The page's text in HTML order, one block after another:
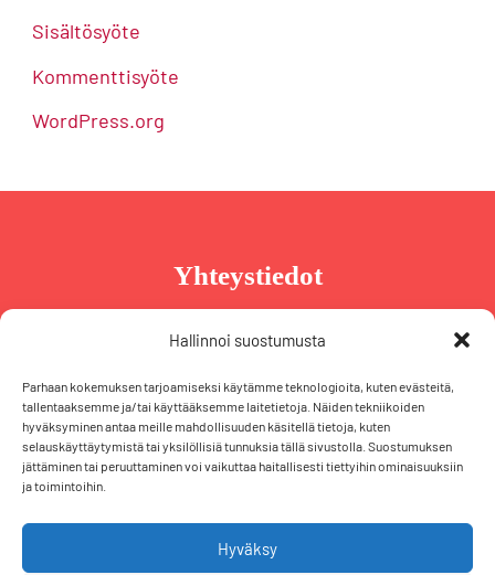
Hallinnoi suostumusta
Parhaan kokemuksen tarjoamiseksi käytämme teknologioita, kuten evästeitä,
tallentaaksemme ja/tai käyttääksemme laitetietoja. Näiden tekniikoiden
hyväksyminen antaa meille mahdollisuuden käsitellä tietoja, kuten
selauskäyttäytymistä tai yksilöllisiä tunnuksia tällä sivustolla. Suostumuksen
jättäminen tai peruuttaminen voi vaikuttaa haitallisesti tiettyihin ominaisuuksiin
ja toimintoihin.
Hyväksy
Sisältösyöte
Kommenttisyöte
WordPress.org
Yhteystiedot
Taru Reinikainen
taru@tarureinikainen.fi
Vaalipäällikö
Puh. +358 50 574 2355
iris@tarureinikainen.fi